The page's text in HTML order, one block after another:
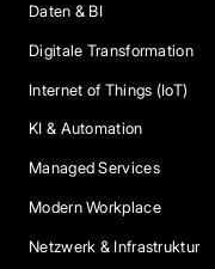
Daten & BI
Digitale Transformation
Internet of Things (IoT)
KI & Automation
Managed Services
Modern Workplace
Netzwerk & Infrastruktur